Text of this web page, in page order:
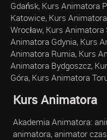
Gdańsk, Kurs Animatora
Katowice, Kurs
Wrocław, Kurs
Animatora Gdynia, Kurs
Animatora Rumia, Kurs
Animatora Bydgoszcz,
Góra, Kurs Animatora
Kurs Animatora
Akademia Animatora:
animatora, animator